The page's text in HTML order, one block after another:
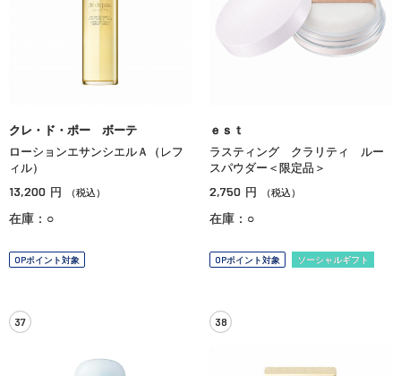
クレ・ド・ポー ボーテ
ローションエサンシエルＡ（レフ
ィル）
13,200 円 （税込）
在庫：○
OPポイント対象
ｅｓｔ
ラスティング クラリティ ルー
スパウダー＜限定品＞
2,750 円 （税込）
在庫：○
OPポイント対象 ソーシャルギフト
37 38